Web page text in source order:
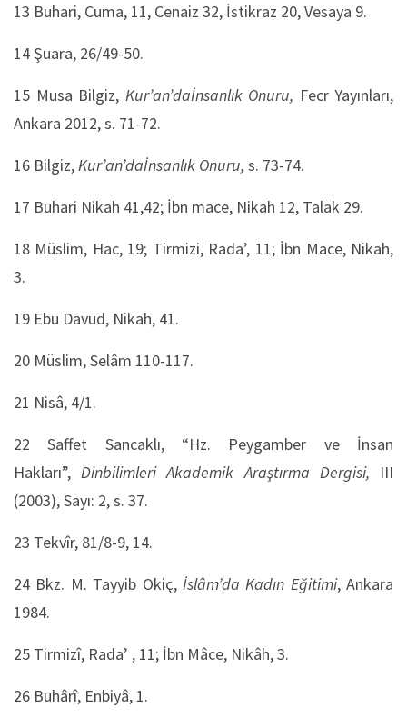
13 Buhari, Cuma, 11, Cenaiz 32, İstikraz 20, Vesaya 9.
14 Şuara, 26/49-50.
15 Musa Bilgiz, Kur’an’daİnsanlık Onuru, Fecr Yayınları,
Ankara 2012, s. 71-72.
16 Bilgiz,Kur’an’daİnsanlık Onuru, s. 73-74.
17 Buhari Nikah 41,42; İbn mace, Nikah 12, Talak 29.
18 Müslim, Hac, 19; Tirmizi, Rada’, 11; İbn Mace, Nikah,
3.
19 Ebu Davud, Nikah, 41.
20 Müslim, Selâm 110-117.
21 Nisâ, 4/1.
22 Saffet Sancaklı, “Hz. Peygamber ve İnsan
Hakları”,Dinbilimleri Akademik Araştırma Dergisi, III
(2003), Sayı: 2, s. 37.
23 Tekvîr, 81/8-9, 14.
24 Bkz. M. Tayyib Okiç, İslâm’da Kadın Eğitimi, Ankara
1984.
25 Tirmizî, Rada’ , 11; İbn Mâce, Nikâh, 3.
26 Buhârî, Enbiyâ, 1.